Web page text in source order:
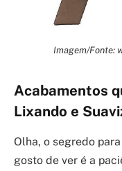
Imagem/Fonte:
Acabamentos
Lixando e
Olha, o segredo
gosto de ver é a